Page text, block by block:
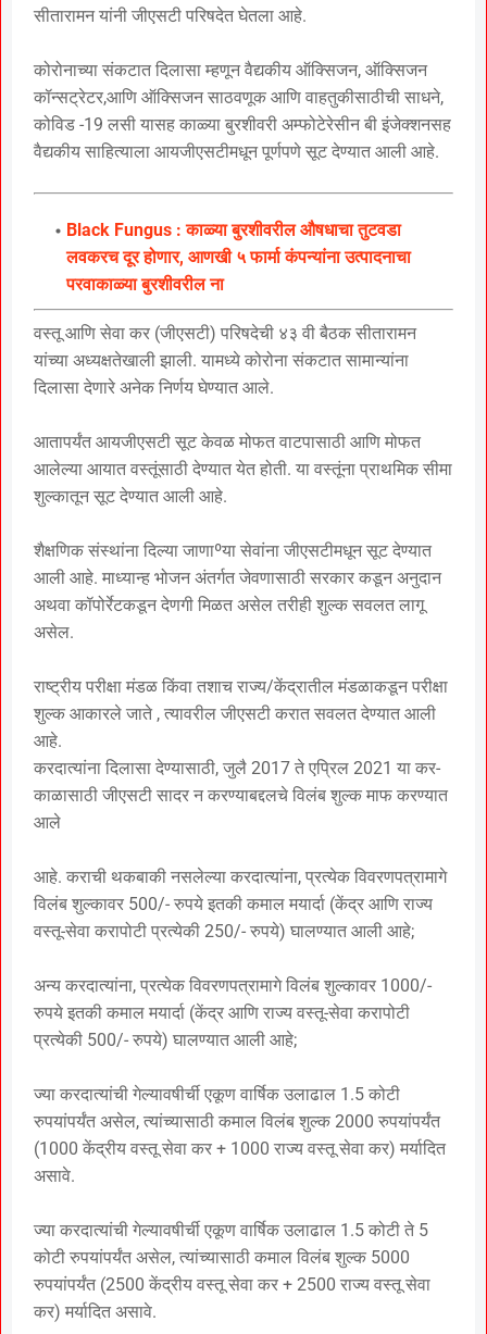
सीतारामन यांनी जीएसटी परिषदेत घेतला आहे.
कोरोनाच्या संकटात दिलासा म्हणून वैद्यकीय ऑक्सिजन, ऑक्सिजन
कॉन्सट्रेटर,आणि ऑक्सिजन साठवणूक आणि वाहतुकीसाठीची साधने,
कोविड -19 लसी यासह काळ्या बुरशीवरी अम्फोटेरेसीन बी इंजेक्शनसह
वैद्यकीय साहित्याला आयजीएसटीमधून पूर्णपणे सूट देण्यात आली आहे.
Black Fungus : काळ्या बुरशीवरील औषधाचा तुटवडा
लवकरच दूर होणार, आणखी ५ फार्मा कंपन्यांना उत्पादनाचा
परवाकाळ्या बुरशीवरील ना
वस्तू आणि सेवा कर (जीएसटी) परिषदेची ४३ वी बैठक सीतारामन
यांच्या अध्यक्षतेखाली झाली. यामध्ये कोरोना संकटात सामान्यांना
दिलासा देणारे अनेक निर्णय घेण्यात आले.
आतापर्यंत आयजीएसटी सूट केवळ मोफत वाटपासाठी आणि मोफत
आलेल्या आयात वस्तूंसाठी देण्यात येत होती. या वस्तूंना प्राथमिक सीमा
शुल्कातून सूट देण्यात आली आहे.
शैक्षणिक संस्थांना दिल्या जाणाºया सेवांना जीएसटीमधून सूट देण्यात
आली आहे. माध्यान्ह भोजन अंतर्गत जेवणासाठी सरकार कडून अनुदान
अथवा कॉपोर्रेटकडून देणगी मिळत असेल तरीही शुल्क सवलत लागू
असेल.
राष्ट्रीय परीक्षा मंडळ किंवा तशाच राज्य/केंद्रातील मंडळाकडून परीक्षा
शुल्क आकारले जाते , त्यावरील जीएसटी करात सवलत देण्यात आली
आहे.
करदात्यांना दिलासा देण्यासाठी, जुलै 2017 ते एप्रिल 2021 या कर-
काळासाठी जीएसटी सादर न करण्याबद्दलचे विलंब शुल्क माफ करण्यात
आले
आहे. कराची थकबाकी नसलेल्या करदात्यांना, प्रत्येक विवरणपत्रामागे
विलंब शुल्कावर 500/- रुपये इतकी कमाल मयार्दा (केंद्र आणि राज्य
वस्तू-सेवा करापोटी प्रत्येकी 250/- रुपये) घालण्यात आली आहे;
अन्य करदात्यांना, प्रत्येक विवरणपत्रामागे विलंब शुल्कावर 1000/-
रुपये इतकी कमाल मयार्दा (केंद्र आणि राज्य वस्तू-सेवा करापोटी
प्रत्येकी 500/- रुपये) घालण्यात आली आहे;
ज्या करदात्यांची गेल्यावषीर्ची एकूण वार्षिक उलाढाल 1.5 कोटी
रुपयांपर्यंत असेल, त्यांच्यासाठी कमाल विलंब शुल्क 2000 रुपयांपर्यंत
(1000 केंद्रीय वस्तू सेवा कर + 1000 राज्य वस्तू सेवा कर) मर्यादित
असावे.
ज्या करदात्यांची गेल्यावषीर्ची एकूण वार्षिक उलाढाल 1.5 कोटी ते 5
कोटी रुपयांपर्यंत असेल, त्यांच्यासाठी कमाल विलंब शुल्क 5000
रुपयांपर्यंत (2500 केंद्रीय वस्तू सेवा कर + 2500 राज्य वस्तू सेवा
कर) मर्यादित असावे.